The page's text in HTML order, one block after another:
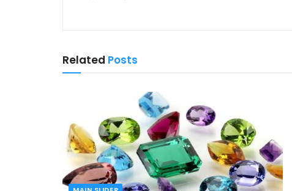
Related Posts